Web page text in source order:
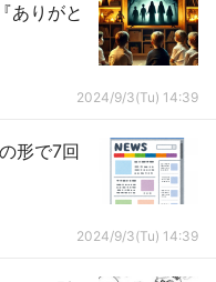
ありがと
2024/9/3(Tu) 14:39
形で7回
2024/9/3(Tu) 14:39